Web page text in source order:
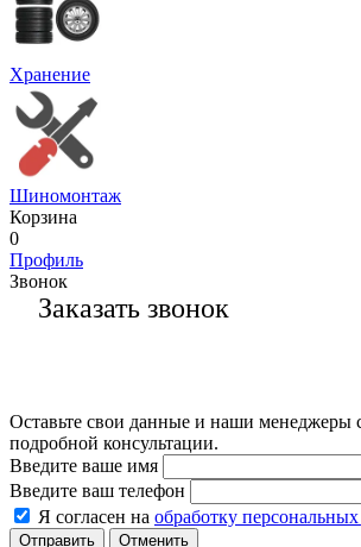
Хранение
Шиномонтаж
Корзина
0
Профиль
Звонок
Заказать звонок
Оставьте свои данные и наши менеджеры
подробной консультации.
Введите ваше имя
Введите ваш телефон
Я согласен на обработку
Отменить